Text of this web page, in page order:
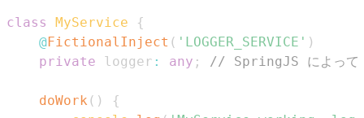
class MyService
{
@FictionalInject ( 'LOGGER_SERVICE' )
private logger : any ; // SpringJS によって
doWork ( )
{